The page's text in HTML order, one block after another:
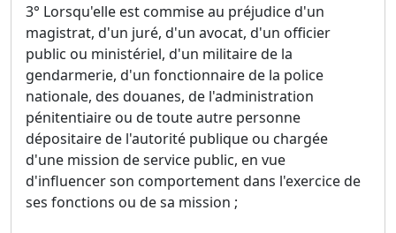
3° Lorsqu'elle est commise au préjudice d'un
magistrat, d'un juré, d'un avocat, d'un officier
public ou ministériel, d'un militaire de la
gendarmerie, d'un fonctionnaire de la police
nationale, des douanes, de l'administration
pénitentiaire ou de toute autre personne
dépositaire de l'autorité publique ou chargée
d'une mission de service public, en vue
d'influencer son comportement dans l'exercice de
ses fonctions ou de sa mission ;